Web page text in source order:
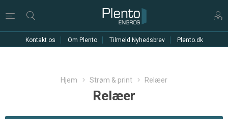
Kontakt os Om Plento Tilmeld Nyhedsbrev Plento.dk
Hjem Strøm & print Relæer
Relæer